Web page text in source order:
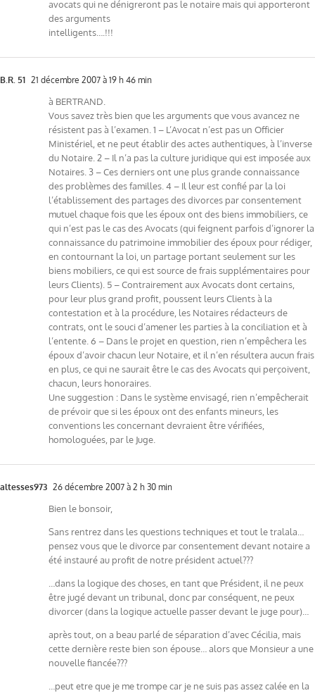
avocats qui ne dénigreront pas le notaire mais qui apporteront
des arguments
intelligents….!!!
B.R. 51 21 décembre 2007 à 19 h 46 min
à BERTRAND.
Vous savez très bien que les arguments que vous avancez ne
résistent pas à l’examen. 1 – L’Avocat n’est pas un Officier
Ministériel, et ne peut établir des actes authentiques, à l’inverse
du Notaire. 2 – Il n’a pas la culture juridique qui est imposée aux
Notaires. 3 – Ces derniers ont une plus grande connaissance
des problèmes des familles. 4 – Il leur est confié par la loi
l’établissement des partages des divorces par consentement
mutuel chaque fois que les époux ont des biens immobiliers, ce
qui n’est pas le cas des Avocats (qui feignent parfois d’ignorer la
connaissance du patrimoine immobilier des époux pour rédiger,
en contournant la loi, un partage portant seulement sur les
biens mobiliers, ce qui est source de frais supplémentaires pour
leurs Clients). 5 – Contrairement aux Avocats dont certains,
pour leur plus grand profit, poussent leurs Clients à la
contestation et à la procédure, les Notaires rédacteurs de
contrats, ont le souci d’amener les parties à la conciliation et à
l’entente. 6 – Dans le projet en question, rien n’empêchera les
époux d’avoir chacun leur Notaire, et il n’en résultera aucun frais
en plus, ce qui ne saurait être le cas des Avocats qui perçoivent,
chacun, leurs honoraires.
Une suggestion : Dans le système envisagé, rien n’empêcherait
de prévoir que si les époux ont des enfants mineurs, les
conventions les concernant devraient être vérifiées,
homologuées, par le Juge.
altesses973 26 décembre 2007 à 2 h 30 min
Bien le bonsoir,
Sans rentrez dans les questions techniques et tout le tralala…
pensez vous que le divorce par consentement devant notaire a
été instauré au profit de notre président actuel???
…dans la logique des choses, en tant que Président, il ne peux
être jugé devant un tribunal, donc par conséquent, ne peux
divorcer (dans la logique actuelle passer devant le juge pour)…
après tout, on a beau parlé de séparation d’avec Cécilia, mais
cette dernière reste bien son épouse… alors que Monsieur a une
nouvelle fiancée???
…peut etre que je me trompe car je ne suis pas assez calée en la